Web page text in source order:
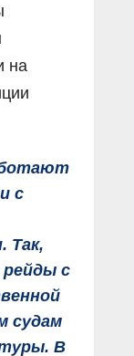
на
с
Так,
с
судам
В